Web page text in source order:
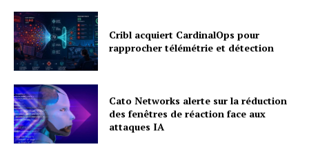
Cribl acquiert CardinalOps pour
rapprocher télémétrie et détection
Cato Networks alerte sur la réduction
des fenêtres de réaction face aux
attaques IA